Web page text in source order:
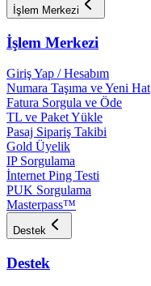
İşlem Merkezi
İşlem Merkezi
Giriş Yap / Hesabım
Numara Taşıma ve Yeni Hat
Fatura Sorgula ve Öde
TL ve Paket Yükle
Pasaj Sipariş Takibi
Gold Üyelik
IP Sorgulama
İnternet Ping Testi
PUK Sorgulama
Masterpass™
Destek
Destek